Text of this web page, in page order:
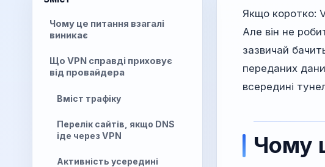
Чому це питання взагалі
виникає
Що VPN справді приховує
від провайдера
Вміст трафіку
Перелік сайтів, якщо DNS
іде через VPN
Активність усередині
Якщо коротко:
Але він не
зазвичай
переданих
всередині
Чому